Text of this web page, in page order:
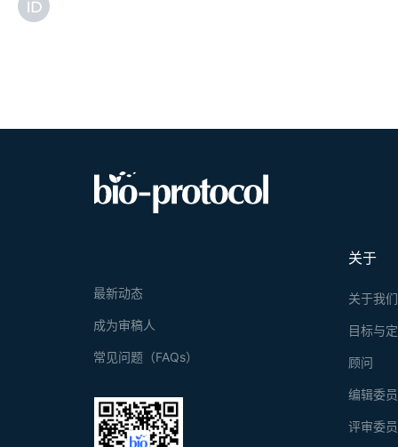
关于
关于我们
目标与
顾问
编辑委
评审委
最新动态
成为审稿人
常见问题（FAQs）